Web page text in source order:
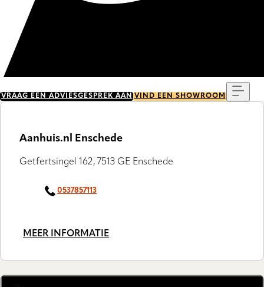
VRAAG EEN ADVIESGESPREK AAN VIND EEN SHOWROOM
Aanhuis.nl Enschede
Getfertsingel 162, 7513 GE Enschede
0537857113
MEER INFORMATIE